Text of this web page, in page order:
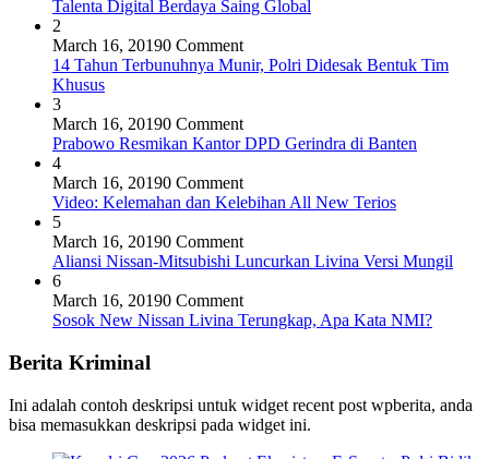
Talenta Digital Berdaya Saing Global
2
March 16, 20190 Comment
14 Tahun Terbunuhnya Munir, Polri Didesak Bentuk Tim
Khusus
3
March 16, 20190 Comment
Prabowo Resmikan Kantor DPD Gerindra di Banten
4
March 16, 20190 Comment
Video: Kelemahan dan Kelebihan All New Terios
5
March 16, 20190 Comment
Aliansi Nissan-Mitsubishi Luncurkan Livina Versi Mungil
6
March 16, 20190 Comment
Sosok New Nissan Livina Terungkap, Apa Kata NMI?
Berita Kriminal
Ini adalah contoh deskripsi untuk widget recent post wpberita, anda
bisa memasukkan deskripsi pada widget ini.